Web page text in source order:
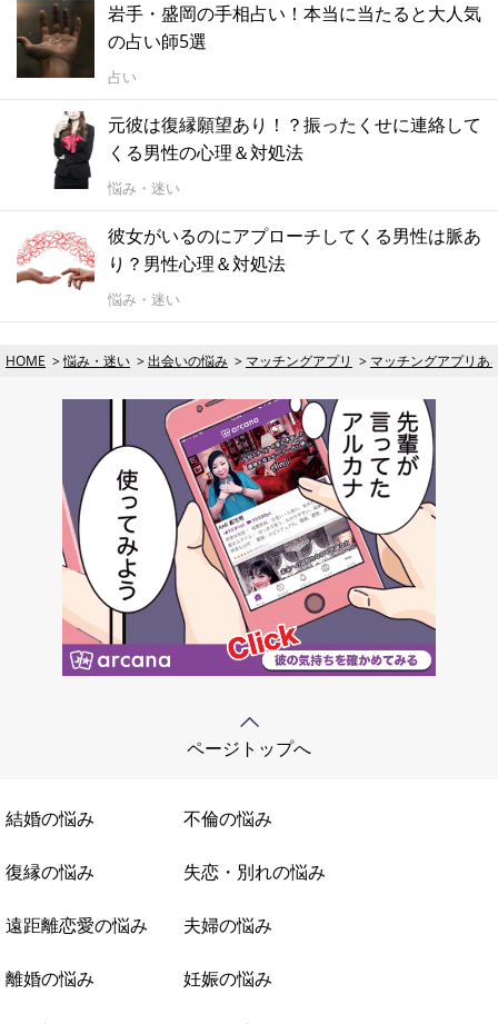
岩手・盛岡の手相占い！本当に当たると大人気
の占い師5選
占い
元彼は復縁願望あり！？振ったくせに連絡して
くる男性の心理＆対処法
悩み・迷い
彼女がいるのにアプローチしてくる男性は脈あ
り？男性心理＆対処法
悩み・迷い
HOME 悩み・迷い 出会いの悩み マッチングアプリ マッチングアプリあ
ページトップへ
結婚の悩み 不倫の悩み
復縁の悩み 失恋・別れの悩み
遠距離恋愛の悩み 夫婦の悩み
離婚の悩み 妊娠の悩み